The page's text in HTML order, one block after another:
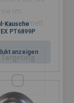
Kausche
PT6899P
anzeigen
im
Targeting